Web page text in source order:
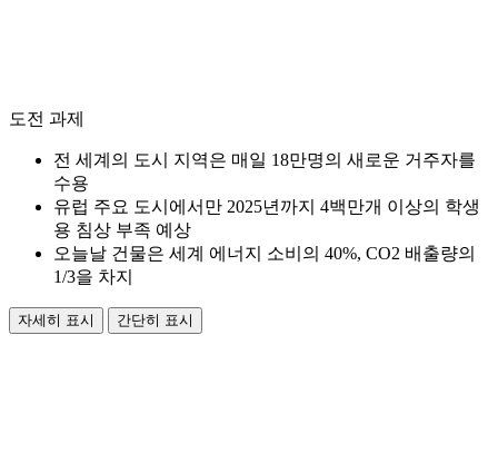
도전 과제
전 세계의 도시 지역은 매일 18만명의 새로운 거주자를
수용
유럽 주요 도시에서만 2025년까지 4백만개 이상의 학생
용 침상 부족 예상
오늘날 건물은 세계 에너지 소비의 40%, CO2 배출량의
1/3을 차지
자세히 표시 간단히 표시